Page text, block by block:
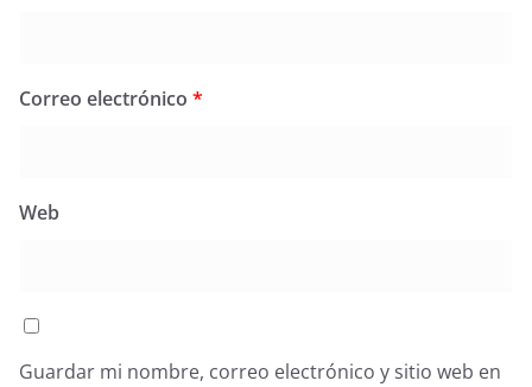
Correo electrónico *
Web
Guardar mi nombre, correo electrónico y sitio web en